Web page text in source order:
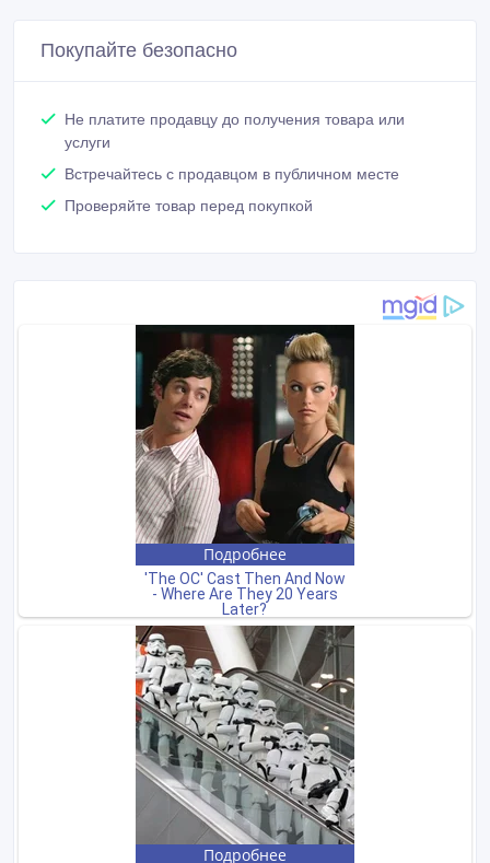
Покупайте безопасно
Не платите продавцу до получения товара или
услуги
Встречайтесь с продавцом в публичном месте
Проверяйте товар перед покупкой